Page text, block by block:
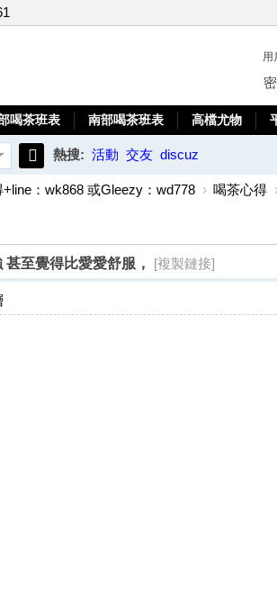
用
喝茶班表 南部喝茶班表 高檔尤物
熱搜: 活動 交友 discuz
：wk868 或Gleezy：wd778 › 喝茶心得 ›
至覺得比愛愛舒服， [複製鏈接]